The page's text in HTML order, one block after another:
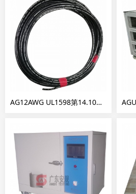
AG12AWG UL1598第14.10节要求12AWG单股实心线THHN